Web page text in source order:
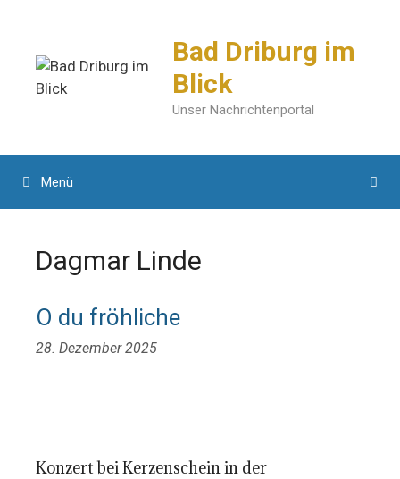
springen
Bad Driburg im
Blick
Unser Nachrichtenportal
Menü
Dagmar Linde
O du fröhliche
28. Dezember 2025
Konzert bei Kerzenschein in der